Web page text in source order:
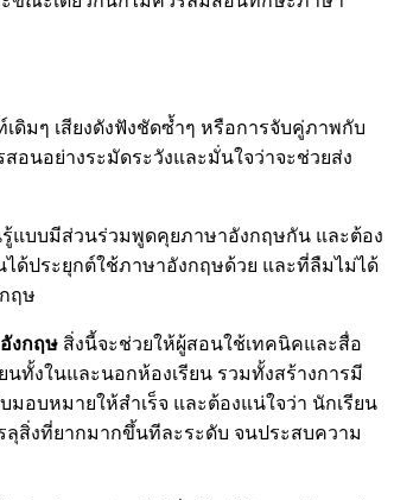
ดิมๆ เสียงดังฟังชัดซ้ำๆ หรือการจับคู่ภาพกับ
อนอย่างระมัดระวังและมั่นใจว่าจะช่วยส่ง
รู้แบบมีส่วนร่วมพูดคุยภาษาอังกฤษกัน และต้อง
ได้ประยุกต์ใช้ภาษาอังกฤษด้วย และที่ลืมไม่ได้
ฤษ
งกฤษ สิ่งนี้จะช่วยให้ผู้สอนใช้เทคนิคและสื่อ
ทั้งในและนอกห้องเรียน รวมทั้งสร้างการมี
อบหมายให้สำเร็จ และต้องแน่ใจว่า นักเรียน
ลุสิ่งที่ยากมากขึ้นทีละระดับ จนประสบความ